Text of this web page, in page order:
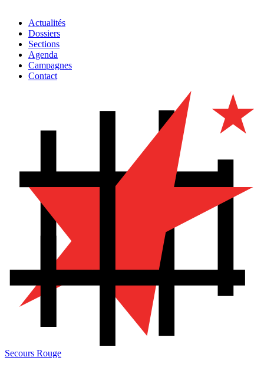
Actualités
Dossiers
Sections
Agenda
Campagnes
Contact
Secours Rouge